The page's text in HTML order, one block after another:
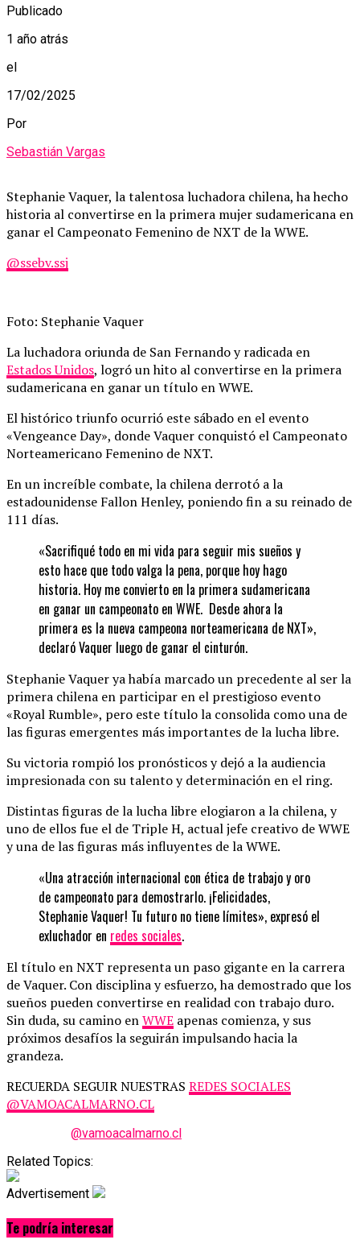
Publicado
1 año atrás
el
17/02/2025
Por
Sebastián Vargas
Stephanie Vaquer, la talentosa luchadora chilena, ha hecho
historia al convertirse en la primera mujer sudamericana en
ganar el Campeonato Femenino de NXT de la WWE.
@ssebv.ssj
Foto: Stephanie Vaquer
La luchadora oriunda de San Fernando y radicada en
Estados Unidos, logró un hito al convertirse en la primera
sudamericana en ganar un título en WWE.
El histórico triunfo ocurrió este sábado en el evento
«Vengeance Day», donde Vaquer conquistó el Campeonato
Norteamericano Femenino de NXT.
En un increíble combate, la chilena derrotó a la
estadounidense Fallon Henley, poniendo fin a su reinado de
111 días.
«Sacrifiqué todo en mi vida para seguir mis sueños y
esto hace que todo valga la pena, porque hoy hago
historia. Hoy me convierto en la primera sudamericana
en ganar un campeonato en WWE. Desde ahora la
primera es la nueva campeona norteamericana de NXT»,
declaró Vaquer luego de ganar el cinturón.
Stephanie Vaquer ya había marcado un precedente al ser la
primera chilena en participar en el prestigioso evento
«Royal Rumble», pero este título la consolida como una de
las figuras emergentes más importantes de la lucha libre.
Su victoria rompió los pronósticos y dejó a la audiencia
impresionada con su talento y determinación en el ring.
Distintas figuras de la lucha libre elogiaron a la chilena, y
uno de ellos fue el de Triple H, actual jefe creativo de WWE
y una de las figuras más influyentes de la WWE.
«Una atracción internacional con ética de trabajo y oro
de campeonato para demostrarlo. ¡Felicidades,
Stephanie Vaquer! Tu futuro no tiene límites», expresó el
exluchador en redes sociales.
El título en NXT representa un paso gigante en la carrera
de Vaquer. Con disciplina y esfuerzo, ha demostrado que los
sueños pueden convertirse en realidad con trabajo duro.
Sin duda, su camino enWWE apenas comienza, y sus
próximos desafíos la seguirán impulsando hacia la
grandeza.
RECUERDA SEGUIR NUESTRAS REDES SOCIALES
@VAMOACALMARNO.CL
@vamoacalmarno.cl
Related Topics:
Advertisement
Te podría interesar